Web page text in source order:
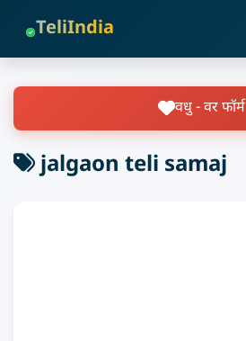
TeliIndia
वधु - वर फॉर्म
jalgaon teli samaj